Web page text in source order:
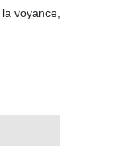
voyance,